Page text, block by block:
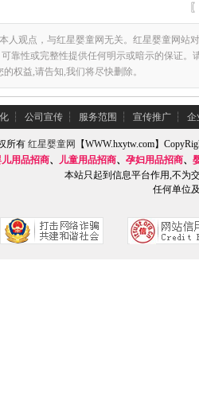
人观点，与红星婴童网无关。红星婴童网站
靠性或完整性提供任何明示或暗示的保证。
权益,请告知,我们将尽快删除。
┆ 公司宣传 ┆ 服务范围 ┆ 宣传推广 ┆ 企
所有红星婴童网
【WWW.hxytw.com】
用品招商、 儿童用品招商、 孕妇用品招商、
本站只起到信息平台作用,不为
任何单位